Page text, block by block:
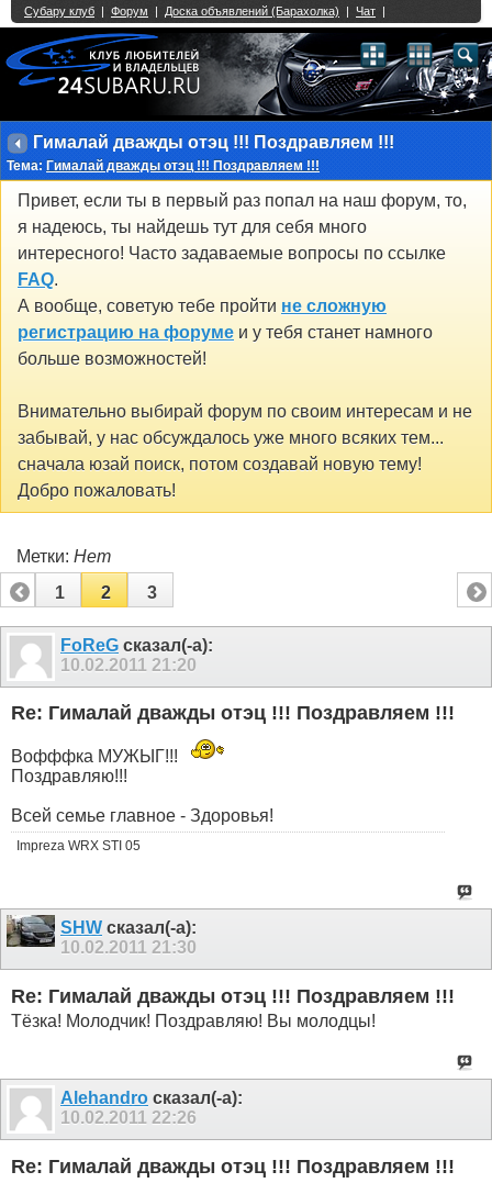
Гималай дважды отэц !!! Поздравляем !!!
Тема: Гималай дважды отэц !!! Поздравляем !!!
Привет, если ты в первый раз попал на наш форум, то,
я надеюсь, ты найдешь тут для себя много
интересного! Часто задаваемые вопросы по ссылке
FAQ.
А вообще, советую тебе пройти не сложную
регистрацию на форуме и у тебя станет намного
больше возможностей!
Внимательно выбирай форум по своим интересам и не
забывай, у нас обсуждалось уже много всяких тем...
сначала юзай поиск, потом создавай новую тему!
Добро пожаловать!
Метки: Нет
1
2 3
FoReG сказал(-а):
10.02.2011 21:20
Re: Гималай дважды отэц !!! Поздравляем !!!
Вофффка МУЖЫГ!!!
Поздравляю!!!
Всей семье главное - Здоровья!
Impreza WRX STI 05
SHW сказал(-а):
10.02.2011 21:30
Re: Гималай дважды отэц !!! Поздравляем !!!
Тёзка! Молодчик! Поздравляю! Вы молодцы!
Alehandro сказал(-а):
10.02.2011 22:26
Re: Гималай дважды отэц !!! Поздравляем !!!
Single Sign On provided byvBSSO
2 3 4 5 6 7 8 9 10 11 12 13 14 15 16 17 18 21 22 23 24 25 26
27 28 29 30 31 32 33 34 35 36 37 38 39 40 41 42 43